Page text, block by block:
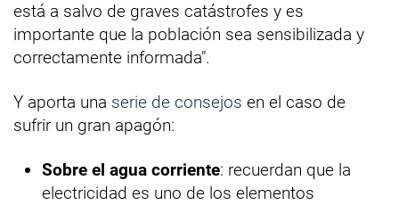
está a salvo de graves catástrofes y es
importante que la población sea sensibilizada y
correctamente informada".
Y aporta una serie de consejos en el caso de
sufrir un gran apagón:
Sobre el agua corriente: recuerdan que la
electricidad es uno de los elementos